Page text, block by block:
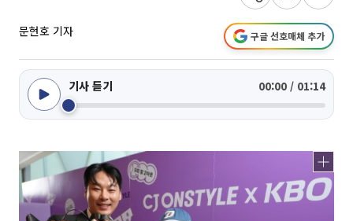
문현호 기자 구글 선호매체 추가
기사 듣기 00:00 / 01:14